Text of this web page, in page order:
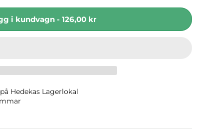
i kundvagn - 126,00 kr
Hedekas Lagerlokal